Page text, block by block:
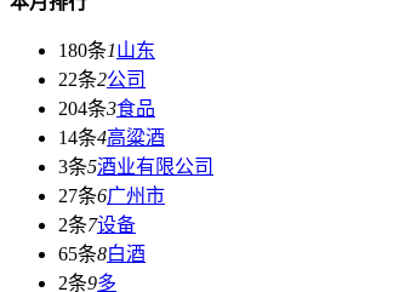
180条1山东
22条2公司
204条3食品
14条4高粱酒
3条5酒业有限公司
27条6广州市
2条7设备
65条8白酒
2条9多